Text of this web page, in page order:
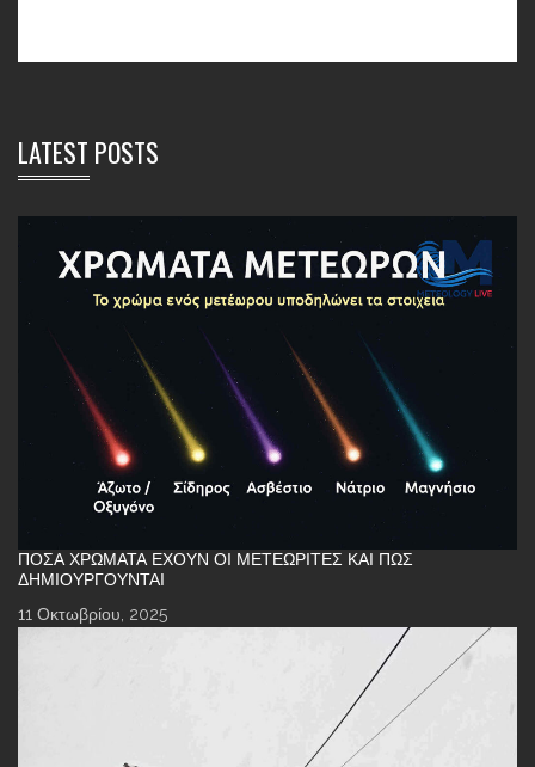
LATEST POSTS
ΠΌΣΑ ΧΡΏΜΑΤΑ ΈΧΟΥΝ ΟΙ ΜΕΤΕΩΡΊΤΕΣ ΚΑΙ ΠΏΣ
ΔΗΜΙΟΥΡΓΟΎΝΤΑΙ
11 Οκτωβρίου, 2025